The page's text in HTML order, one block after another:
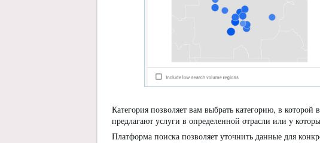
Категория позволяет вам выбрать категорию, в
предлагают услуги в определенной отрасли или у
Платформа поиска позволяет уточнить данные для